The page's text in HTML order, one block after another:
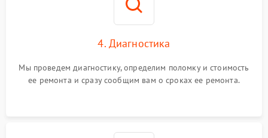
4. Диагностика
Мы проведем диагностику, определим поломку и стоимость
ее ремонта и сразу сообщим вам о сроках ее ремонта.